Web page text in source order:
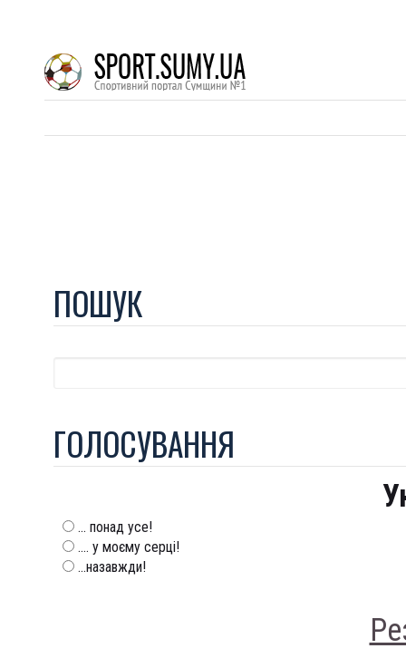
ПОШУК
ГОЛОСУВАННЯ
... понад усе!
.... у моєму серці!
...назавжди!